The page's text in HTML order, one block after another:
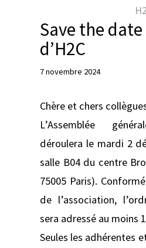
Save the date
d’H2C
7 novembre 2024
Chère et chers
L’Assemblée
déroulera le mardi 2
salle B04 du centre
75005 Paris).
de l’association,
sera adressé au moins
Seules les adhérentes